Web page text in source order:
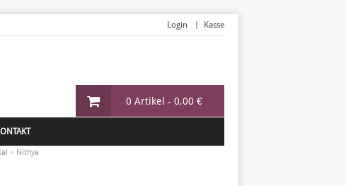
0 Artikel - 0,00 €
Login Kasse
» Nithya